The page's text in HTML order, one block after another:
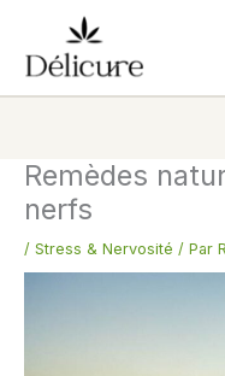
contenu
Remèdes
nerfs
/ Stress & Nervosité / Par